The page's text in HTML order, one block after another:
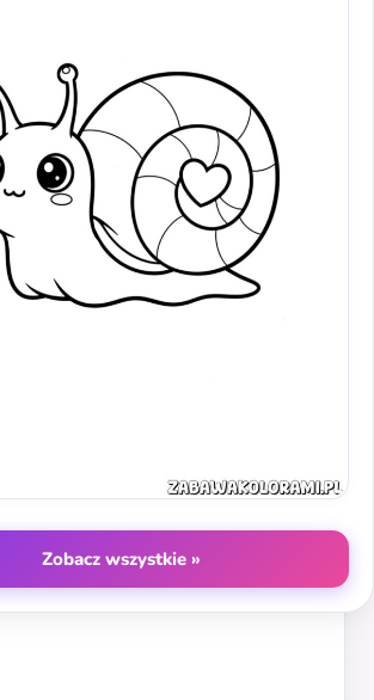
Zobacz wszystkie »